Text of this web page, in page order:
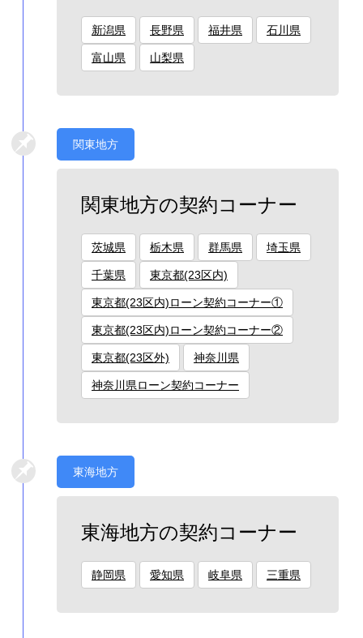
新潟県 長野県 福井県 石川県
富山県 山梨県
関東地方
関東地方の契約コーナー
茨城県 栃木県 群馬県 埼玉県
千葉県 東京都(23区内)
東京都(23区内)ローン契約コーナー①
東京都(23区内)ローン契約コーナー②
東京都(23区外) 神奈川県
神奈川県ローン契約コーナー
東海地方
東海地方の契約コーナー
静岡県 愛知県 岐阜県 三重県